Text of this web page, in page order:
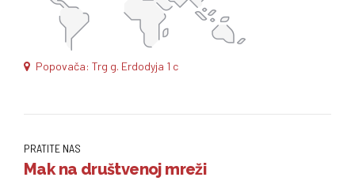
Popovača: Trg g. Erdodyja 1 c
PRATITE NAS
Mak na društvenoj mreži